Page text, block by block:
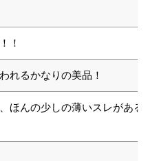
！
れるかなりの美品！
ほんの少しの薄いスレがある